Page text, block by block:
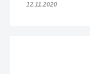
12.11.2020